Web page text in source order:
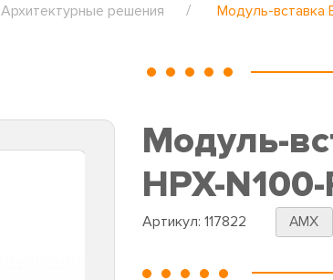
Архитектурные решения Модуль-вставка
Модуль-
HPX-
Артикул: 117822 AMX